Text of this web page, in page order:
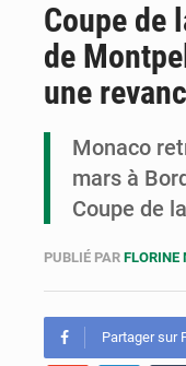
Coupe de
de
une
Monaco
mars à
Coupe de
PUBLIÉ PAR FLORINE
Partager sur